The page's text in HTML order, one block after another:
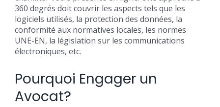
360 degrés doit couvrir les aspects tels que les
logiciels utilisés, la protection des données, la
conformité aux normatives locales, les normes
UNE-EN, la législation sur les communications
électroniques, etc.
Pourquoi Engager un
Avocat?